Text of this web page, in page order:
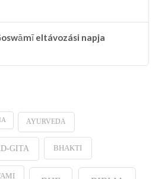
eltávozási napja
AYURVEDA
GITA BHAKTI